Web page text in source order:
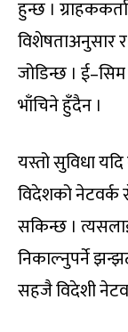
हुन्छ ।
विशेषताअनुसार
जोडिन्छ ।
भाँचिने हुँदैन ।
यस्तो सुविधा
विदेशको नेटवर्क
सकिन्छ ।
निकाल्नुपर्ने
सहजै विदेशी